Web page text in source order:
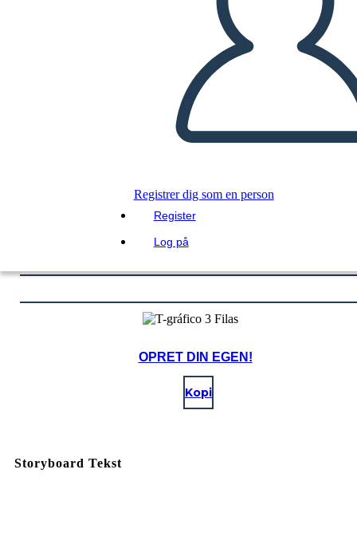
Registrer dig som en person
Register
Log på
OPRET DIN EGEN!
Kopi
Storyboard Tekst